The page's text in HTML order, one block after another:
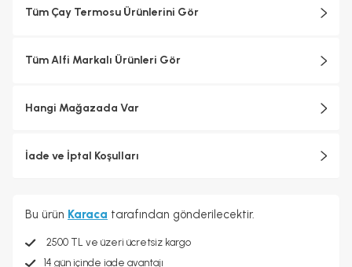
ilkelerine de büyük önem verir. Alfi, her yaş ve tarza
Tüm Çay Termosu Ürünlerini Gör
Tüm Alfi Markalı Ürünleri Gör
Hangi Mağazada Var
İade ve İptal Koşulları
Bu ürün Karaca tarafından gönderilecektir.
2500 TL ve üzeri ücretsiz kargo
14 gün içinde iade avantajı